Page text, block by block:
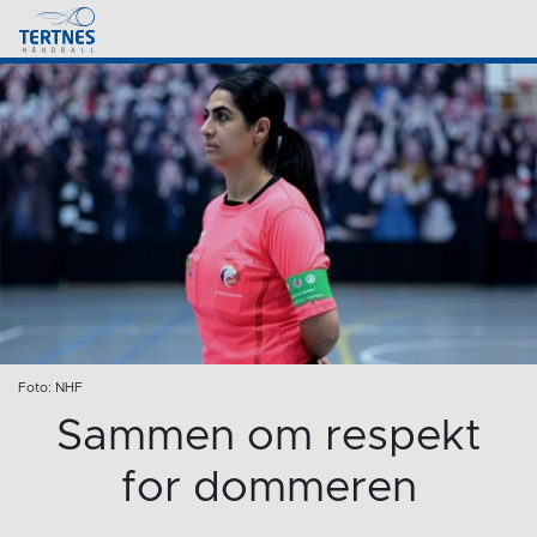
Foto: NHF
Sammen om respekt
for dommeren